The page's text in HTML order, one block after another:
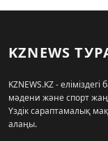
KZNEWS
KZNEWS.KZ -
мәдени және спорт
Үздік сараптамалық
алаңы.